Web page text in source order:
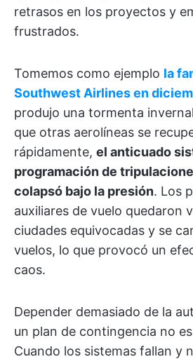
retrasos en los proyectos y
frustrados.
Tomemos como ejemplo la
Southwest Airlines en
produjo una tormenta
que otras aerolíneas se
rápidamente, el anticuado
programación de
colapsó bajo la presión. Los
auxiliares de vuelo quedaron
ciudades equivocadas y se
vuelos, lo que provocó un
caos.
Depender demasiado de la
un plan de contingencia no
Cuando los sistemas fallan y